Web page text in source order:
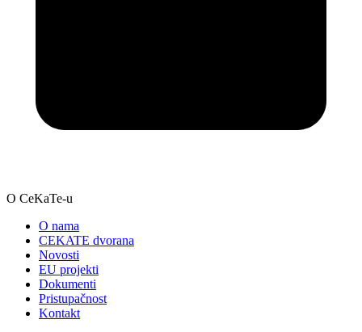
O CeKaTe-u
O nama
CEKATE dvorana
Novosti
EU projekti
Dokumenti
Pristupačnost
Kontakt